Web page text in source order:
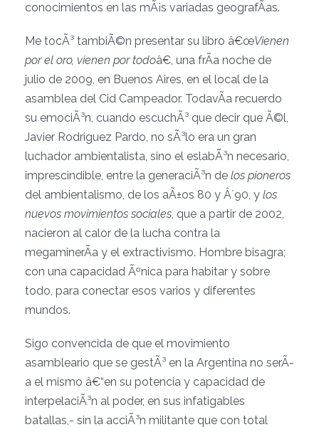
conocimientos en las mÃ¡s variadas geografÃ­as.
Me tocÃ³ tambiÃ©n presentar su libro â€œVienen
por el oro, vienen por todoâ€, una frÃ­a noche de
julio de 2009, en Buenos Aires, en el local de la
asamblea del Cid Campeador. TodavÃ­a recuerdo
su emociÃ³n, cuando escuchÃ³ que decir que Ã©l,
Javier Rodriguez Pardo, no sÃ³lo era un gran
luchador ambientalista, sino el eslabÃ³n necesario,
imprescindible, entre la generaciÃ³n de los pioneros
del ambientalismo, de los aÃ±os 80 y Â´90, y los
nuevos movimientos sociales, que a partir de 2002,
nacieron al calor de la lucha contra la
megaminerÃ­a y el extractivismo. Hombre bisagra;
con una capacidad Ãºnica para habitar y sobre
todo, para conectar esos varios y diferentes
mundos.
Sigo convencida de que el movimiento
asambleario que se gestÃ³ en la Argentina no serÃ­
a el mismo â€“en su potencia y capacidad de
interpelaciÃ³n al poder, en sus infatigables
batallas,- sin la acciÃ³n militante que con total